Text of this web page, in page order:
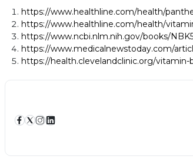
https://www.healthline.com/health/
https://www.healthline.com/health/
https://www.ncbi.nlm.nih.gov/books/
https://www.medicalnewstoday.com/
https://health.clevelandclinic.org/vitamin-